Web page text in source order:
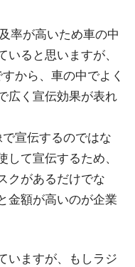
率が高いため車の中
ると思いますが、
から、車の中でよく
広く宣伝効果が表れ
宣伝するのではな
して宣伝するため、
クがあるだけでな
金額が高いのが企業
いますが、もしラジ